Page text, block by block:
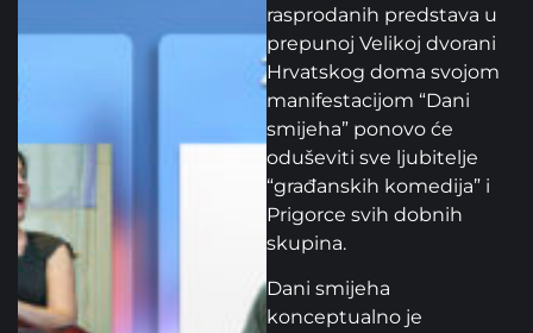
rasprodanih predstava u
prepunoj Velikoj dvorani
Hrvatskog doma svojom
manifestacijom “Dani
smijeha” ponovo će
oduševiti sve ljubitelje
“građanskih komedija” i
Prigorce svih dobnih
skupina.
Dani smijeha
konceptualno je